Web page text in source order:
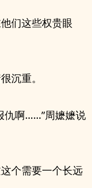
们这些权贵眼
沉重。
仇啊……”周嬷嬷说
个需要一个长远